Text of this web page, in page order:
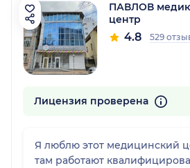
ПАВЛОВ
центр
4.8 529
Лицензия проверена
Я люблю этот медицинский
там работают